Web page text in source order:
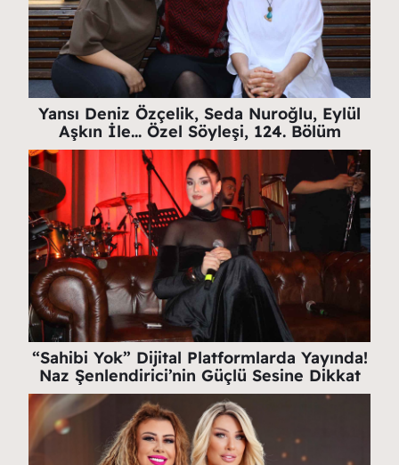
Yansı Deniz Özçelik, Seda Nuroğlu, Eylül
Aşkın İle… Özel Söyleşi, 124. Bölüm
“Sahibi Yok” Dijital Platformlarda Yayında!
Naz Şenlendirici’nin Güçlü Sesine Dikkat